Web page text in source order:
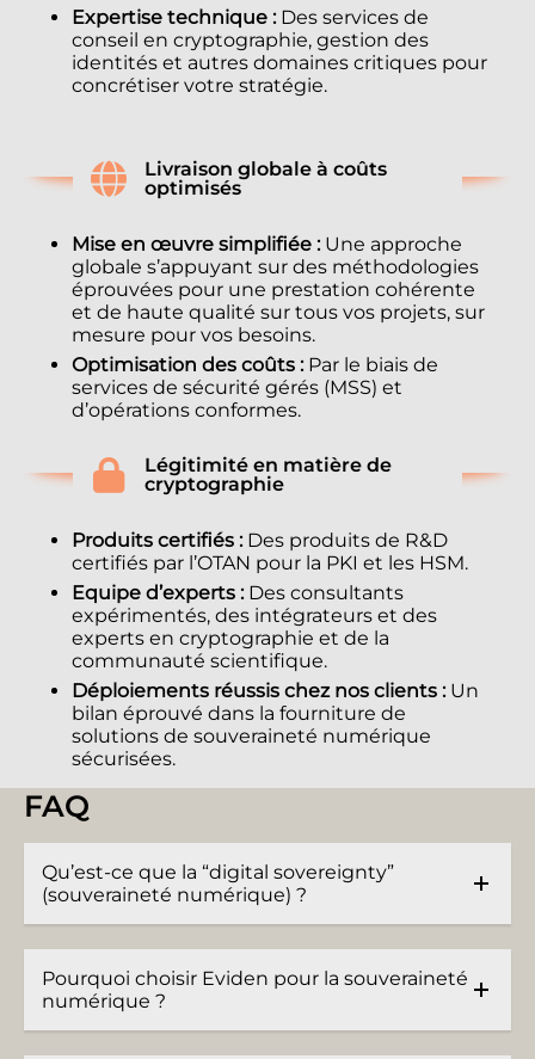
Expertise technique : Des services de
conseil en cryptographie, gestion des
identités et autres domaines critiques pour
concrétiser votre stratégie.
Livraison globale à coûts
optimisés
Mise en œuvre simplifiée : Une approche
globale s’appuyant sur des méthodologies
éprouvées pour une prestation cohérente
et de haute qualité sur tous vos projets, sur
mesure pour vos besoins.
Optimisation des coûts : Par le biais de
services de sécurité gérés (MSS) et
d’opérations conformes.
Légitimité en matière de
cryptographie
Produits certifiés : Des produits de R&D
certifiés par l’OTAN pour la PKI et les HSM.
Equipe d’experts : Des consultants
expérimentés, des intégrateurs et des
experts en cryptographie et de la
communauté scientifique.
Déploiements réussis chez nos clients : Un
bilan éprouvé dans la fourniture de
solutions de souveraineté numérique
sécurisées.
FAQ
Qu’est‑ce que la “digital sovereignty”
(souveraineté numérique) ?
Pourquoi choisir Eviden pour la souveraineté
numérique ?